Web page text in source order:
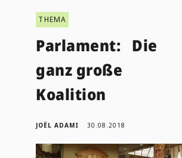
THEMA
Parlament: Die
ganz große
Koalition
JOËL ADAMI 30.08.2018